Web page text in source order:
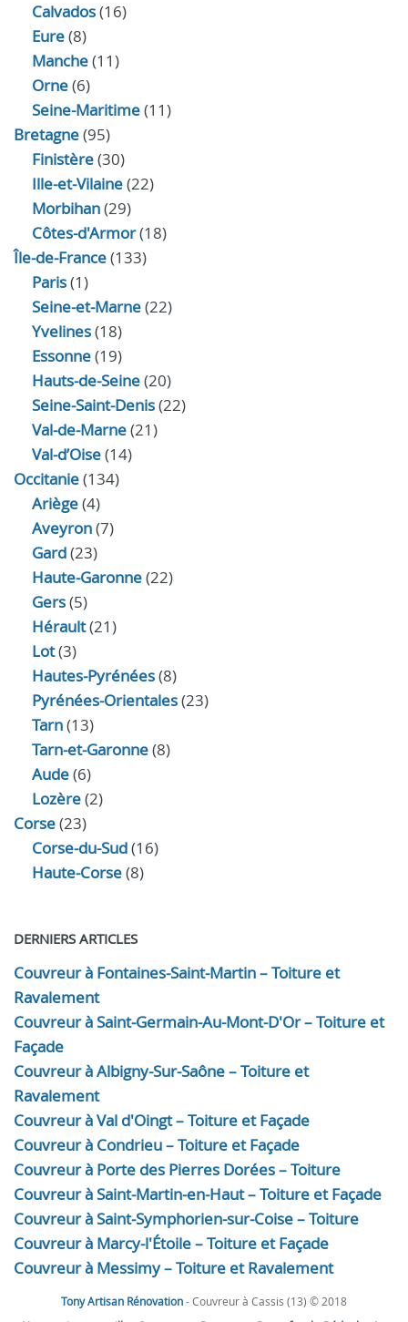
Calvados(16)
Eure(8)
Manche(11)
Orne(6)
Seine-Maritime(11)
Bretagne(95)
Finistère(30)
Ille-et-Vilaine(22)
Morbihan(29)
Côtes-d'Armor(18)
Île-de-France(133)
Paris(1)
Seine-et-Marne(22)
Yvelines(18)
Essonne(19)
Hauts-de-Seine(20)
Seine-Saint-Denis(22)
Val-de-Marne(21)
Val-d’Oise(14)
Occitanie(134)
Ariège(4)
Aveyron(7)
Gard(23)
Haute-Garonne(22)
Gers(5)
Hérault(21)
Lot(3)
Hautes-Pyrénées(8)
Pyrénées-Orientales(23)
Tarn(13)
Tarn-et-Garonne(8)
Aude(6)
Lozère(2)
Corse(23)
Corse-du-Sud(16)
Haute-Corse(8)
DERNIERS ARTICLES
Couvreur à Fontaines-Saint-Martin – Toiture et
Ravalement
Couvreur à Saint-Germain-Au-Mont-D'Or – Toiture et
Façade
Couvreur à Albigny-Sur-Saône – Toiture et
Ravalement
Couvreur à Val d'Oingt – Toiture et Façade
Couvreur à Condrieu – Toiture et Façade
Couvreur à Porte des Pierres Dorées – Toiture
Couvreur à Saint-Martin-en-Haut – Toiture et Façade
Couvreur à Saint-Symphorien-sur-Coise – Toiture
Couvreur à Marcy-l'Étoile – Toiture et Façade
Couvreur à Messimy – Toiture et Ravalement
Tony Artisan Rénovation- Couvreur à Cassis (13) © 2018